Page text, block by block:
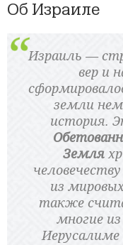
Об Израиле
Израиль —
вер и
земли
история.
Земля
из
также
многие из